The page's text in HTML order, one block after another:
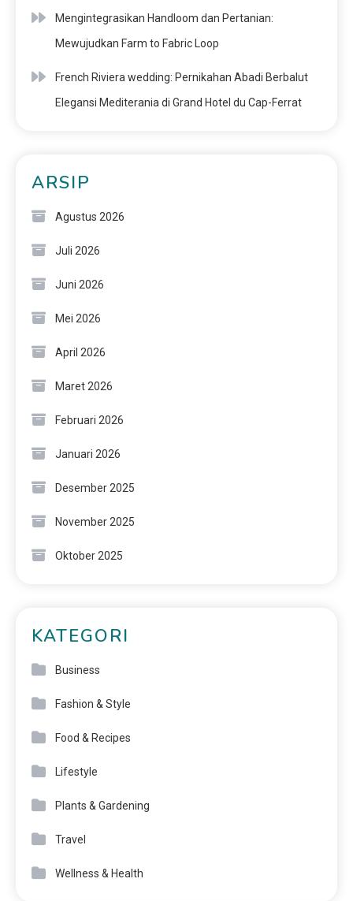
Mengintegrasikan Handloom dan Pertanian:
Mewujudkan Farm to Fabric Loop
French Riviera wedding: Pernikahan Abadi Berbalut
Elegansi Mediterania di Grand Hotel du Cap-Ferrat
ARSIP
Agustus 2026
Juli 2026
Juni 2026
Mei 2026
April 2026
Maret 2026
Februari 2026
Januari 2026
Desember 2025
November 2025
Oktober 2025
KATEGORI
Business
Fashion & Style
Food & Recipes
Lifestyle
Plants & Gardening
Travel
Wellness & Health